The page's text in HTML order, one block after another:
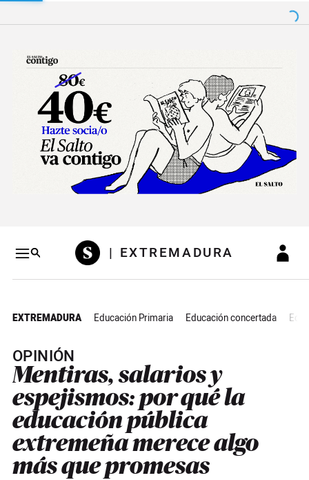
Salto a contenido
| EXTREMADURA
EXTREMADURA Educación Primaria Educación concertada
OPINIÓN
Mentiras, salarios y
espejismos: por qué la
educación pública
extremeña merece algo
más que promesas